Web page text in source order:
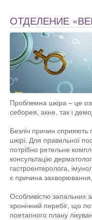
ОТДЕЛЕНИЕ
Проблемна шкіра – це
себорея, акне, так і
Безліч причин сприяють
шкірі. Для правильної
потрібно ретельне
консультацію
гастроентеролога,
є причина
Особливістю запальних
хронічний перебіг, що
поетапного плану